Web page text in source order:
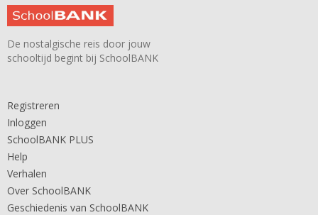
De nostalgische reis door jouw
schooltijd begint bij SchoolBANK
Registreren
Inloggen
SchoolBANK PLUS
Help
Verhalen
Over SchoolBANK
Geschiedenis van SchoolBANK